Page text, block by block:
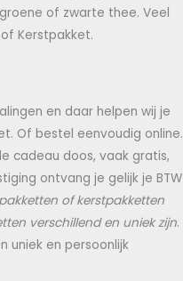
of zwarte thee. Veel
Kerstpakket.
en daar helpen wij je
Of bestel eenvoudig online.
cadeau doos, vaak gratis,
ontvang je gelijk je BTW
of kerstpakketten
verschillend en uniek zijn.
uniek en persoonlijk